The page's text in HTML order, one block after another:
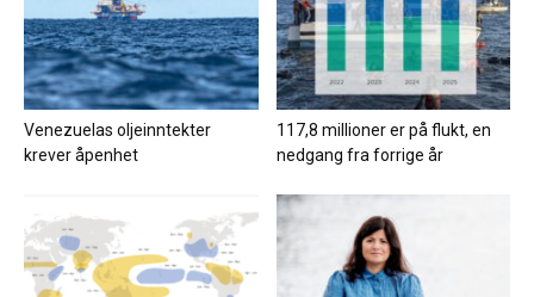
Venezuelas oljeinntekter
krever åpenhet
117,8 millioner er på flukt, en
nedgang fra forrige år